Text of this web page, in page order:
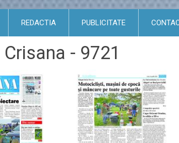
REDACTIA PUBLICITATE
- 9721